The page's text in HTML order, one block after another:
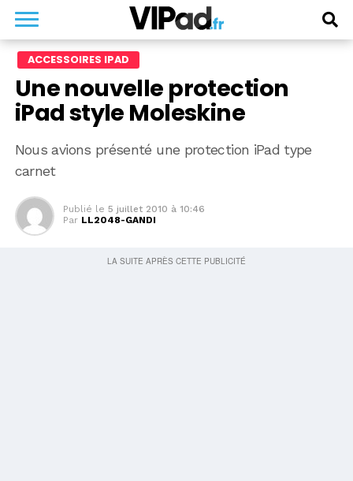
ACCESSOIRES IPAD
Une nouvelle protection
iPad style Moleskine
Nous avions présenté une protection iPad type
carnet
Publié le 5 juillet 2010 à 10:46
Par LL2048-GANDI